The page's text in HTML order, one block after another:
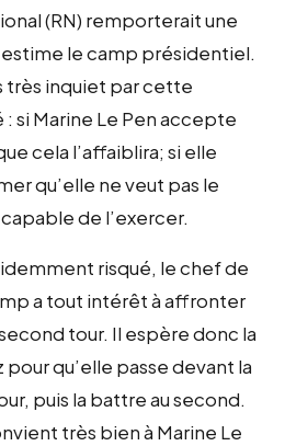
(RN) remporterait une
le camp présidentiel.
très inquiet par cette
si Marine Le Pen accepte
cela l’affaiblira; si elle
qu’elle ne veut pas le
de l’exercer.
risqué, le chef de
a tout intérêt à affronter
tour. Il espère donc la
qu’elle passe devant la
puis la battre au second.
très bien à Marine Le